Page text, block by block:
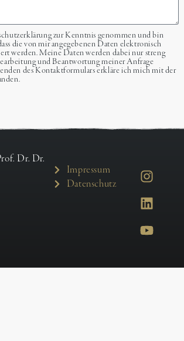
zur Kenntnis genommen und bin
die von mir angegebenen Daten elektronisch
werden. Meine Daten werden dabei nur streng
und Beantwortung meiner Anfrage
des Kontaktformulars erkläre ich mich mit der
Dr. Dr.
Impressum
Datenschutz